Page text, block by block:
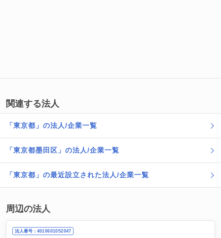
関連する法人
「東京都」の法人/企業一覧
「東京都墨田区」の法人/企業一覧
「東京都」の最近設立された法人/企業一覧
周辺の法人
法人番号：4010601052047